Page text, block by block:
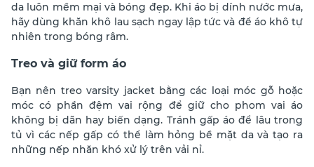
da luôn mềm mại và bóng đẹp. Khi áo bị dính nước mưa,
hãy dùng khăn khô lau sạch ngay lập tức và để áo khô tự
nhiên trong bóng râm.
Treo và giữ form áo
Bạn nên treo varsity jacket bằng các loại móc gỗ hoặc
móc có phần đệm vai rộng để giữ cho phom vai áo
không bị dãn hay biến dạng. Tránh gấp áo để lâu trong
tủ vì các nếp gấp có thể làm hỏng bề mặt da và tạo ra
những nếp nhăn khó xử lý trên vải nỉ.